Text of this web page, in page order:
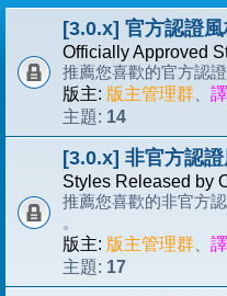
[3.0.x] 官方認證
Officially Approved
推薦您喜歡的官方認
版主: 版主管理群
主題: 14
[3.0.x] 非官方認
Styles Released by
推薦您喜歡的非官方
。
版主: 版主管理群
主題: 17